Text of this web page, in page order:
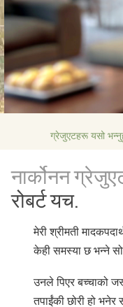
ग्रेजुएटहरू यसो
नार्कोनन
रोबर्ट यच.
मेरी श्रीमती
केही समस्या छ भन्ने
उनले पिएर बच्चाको
तपाईंकी छोरी हो